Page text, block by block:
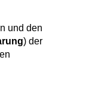
und den
) der